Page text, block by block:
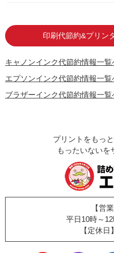
印刷代節約&プリン
キャノンインク代節約情報一覧
エプソンインク代節約情報一覧
ブラザーインク代節約情報一覧
プリントをもっ
もったいないを
【営
平日10時～
【定休